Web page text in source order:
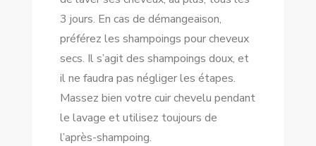
3 jours. En cas de démangeaison,
préférez les shampoings pour cheveux
secs. Il s’agit des shampoings doux, et
il ne faudra pas négliger les étapes.
Massez bien votre cuir chevelu pendant
le lavage et utilisez toujours de
l’après-shampoing.